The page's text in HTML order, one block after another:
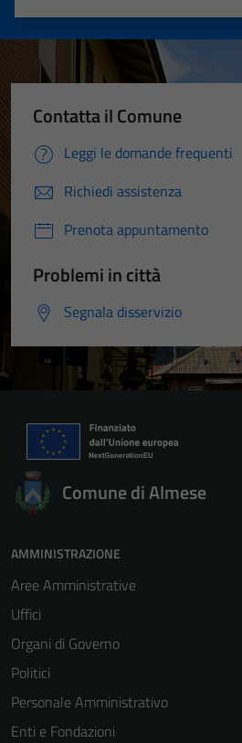
Valuta 5 stelle su 5
Valuta 4 stelle su 5
Valuta 3 stelle su 5
Valuta 2 stelle su 5
Valuta 1 stelle su 5
Contatta il Comune
Leggi le domande frequenti
Richiedi assistenza
Prenota appuntamento
Problemi in città
Segnala disservizio
Comune di Almese
AMMINISTRAZIONE
Aree Amministrative
Uffici
Organi di Governo
Politici
Personale Amministrativo
Enti e Fondazioni